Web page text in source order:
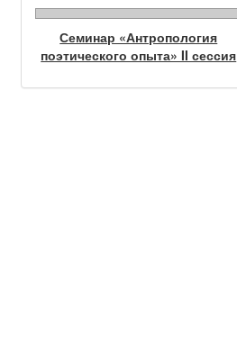
Семинар «Антропология
поэтического опыта» II сессия